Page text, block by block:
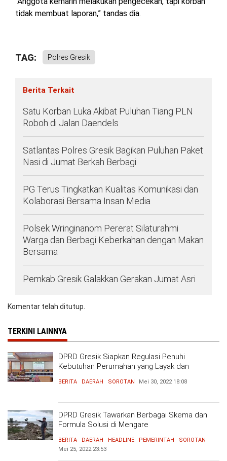
tidak membuat laporan,” tandas dia.
TAG: Polres Gresik
Berita Terkait
Satu Korban Luka Akibat Puluhan Tiang PLN
Roboh di Jalan Daendels
Satlantas Polres Gresik Bagikan Puluhan Paket
Nasi di Jumat Berkah Berbagi
PG Terus Tingkatkan Kualitas Komunikasi dan
Kolaborasi Bersama Insan Media
Polsek Wringinanom Pererat Silaturahmi
Warga dan Berbagi Keberkahan dengan Makan
Bersama
Pemkab Gresik Galakkan Gerakan Jumat Asri
Komentar telah ditutup.
TERKINI LAINNYA
DPRD Gresik Siapkan Regulasi Penuhi
Kebutuhan Perumahan yang Layak dan
BERITA DAERAH SOROTAN Mei 30, 2022 18:08
DPRD Gresik Tawarkan Berbagai Skema dan
Formula Solusi di Mengare
BERITA DAERAH HEADLINE PEMERINTAH
SOROTAN
Mei 25, 2022 23:53